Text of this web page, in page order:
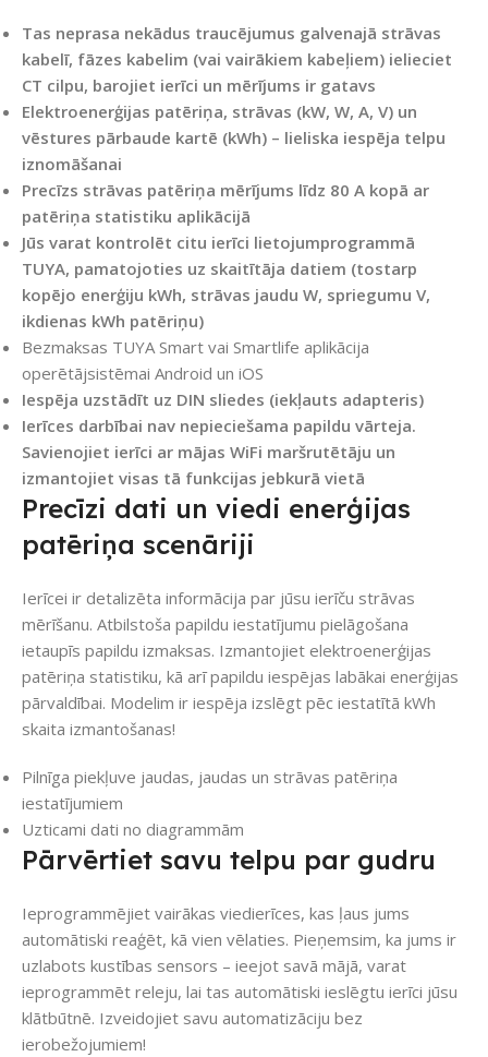
Tas neprasa nekādus traucējumus galvenajā strāvas
kabelī, fāzes kabelim (vai vairākiem kabeļiem) ielieciet
CT cilpu, barojiet ierīci un mērījums ir gatavs
Elektroenerģijas patēriņa, strāvas (kW, W, A, V) un
vēstures pārbaude kartē (kWh) – lieliska iespēja telpu
iznomāšanai
Precīzs strāvas patēriņa mērījums līdz 80 A kopā ar
patēriņa statistiku aplikācijā
Jūs varat kontrolēt citu ierīci lietojumprogrammā
TUYA, pamatojoties uz skaitītāja datiem (tostarp
kopējo enerģiju kWh, strāvas jaudu W, spriegumu V,
ikdienas kWh patēriņu)
Bezmaksas TUYA Smart vai Smartlife aplikācija
operētājsistēmai Android un iOS
Iespēja uzstādīt uz DIN sliedes (iekļauts adapteris)
Ierīces darbībai nav nepieciešama papildu vārteja.
Savienojiet ierīci ar mājas WiFi maršrutētāju un
izmantojiet visas tā funkcijas jebkurā vietā
Precīzi dati un viedi enerģijas
patēriņa scenāriji
Ierīcei ir detalizēta informācija par jūsu ierīču strāvas
mērīšanu. Atbilstoša papildu iestatījumu pielāgošana
ietaupīs papildu izmaksas. Izmantojiet elektroenerģijas
patēriņa statistiku, kā arī papildu iespējas labākai enerģijas
pārvaldībai. Modelim ir iespēja izslēgt pēc iestatītā kWh
skaita izmantošanas!
Pilnīga piekļuve jaudas, jaudas un strāvas patēriņa
iestatījumiem
Uzticami dati no diagrammām
Pārvērtiet savu telpu par gudru
Ieprogrammējiet vairākas viedierīces, kas ļaus jums
automātiski reaģēt, kā vien vēlaties. Pieņemsim, ka jums ir
uzlabots kustības sensors – ieejot savā mājā, varat
ieprogrammēt releju, lai tas automātiski ieslēgtu ierīci jūsu
klātbūtnē. Izveidojiet savu automatizāciju bez
ierobežojumiem!